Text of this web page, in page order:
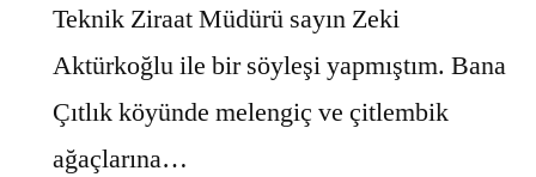
Teknik Ziraat Müdürü sayın Zeki
Aktürkoğlu ile bir söyleşi yapmıştım. Bana
Çıtlık köyünde melengiç ve çitlembik
ağaçlarına…